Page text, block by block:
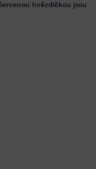
hvězdičkou jsou